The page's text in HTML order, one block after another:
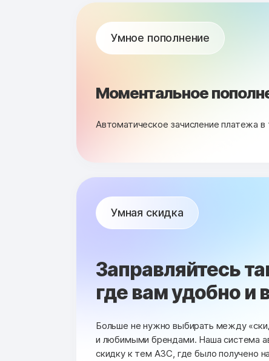
Умное пополнение
Моментальное
Автоматическое зачисление платежа
Умная скидка
Заправляйтесь
где вам удобно и
Больше не нужно выбирать между
и любимыми брендами. Наша система
скидку к тем АЗС, где было получено